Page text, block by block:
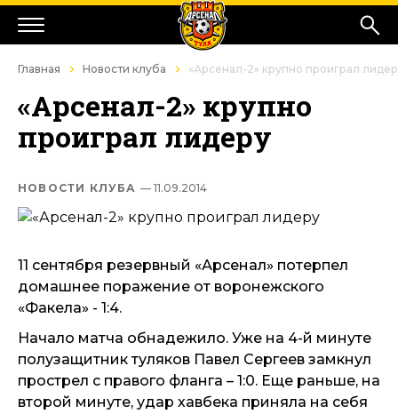
Главная Новости клуба «Арсенал-2» крупно проиграл
«Арсенал-2» крупно
проиграл лидеру
НОВОСТИ КЛУБА — 11.09.2014
11 сентября резервный «Арсенал» потерпел
домашнее поражение от воронежского
«Факела» - 1:4.
Начало матча обнадежило. Уже на 4-й минуте
полузащитник туляков Павел Сергеев замкнул
прострел с правого фланга – 1:0. Еще раньше, на
второй минуте, удар хавбека приняла на себя